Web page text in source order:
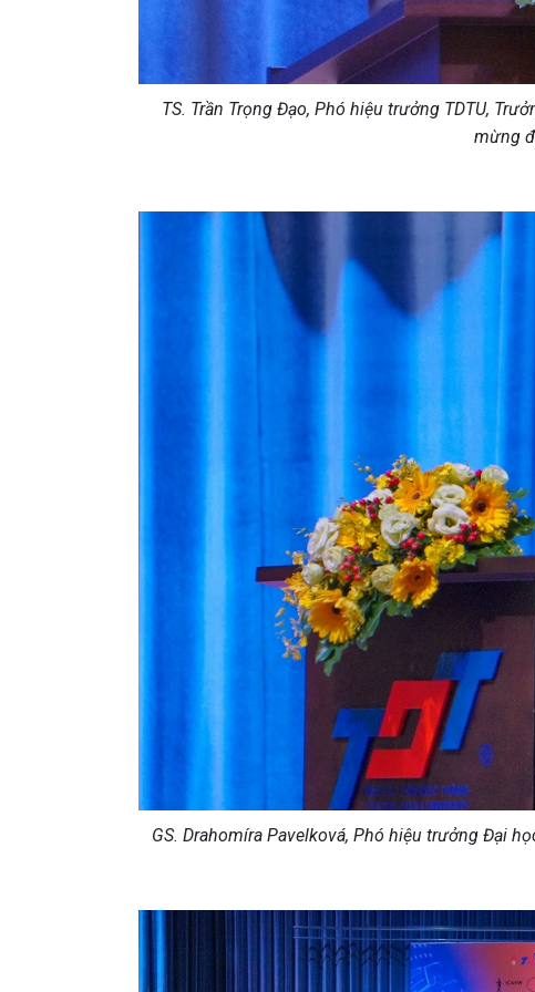
TS. Trần Trọng Đạo, Phó hiệu trưởng TDTU,
mừng
GS. Drahomíra Pavelková, Phó hiệu trưởng Đại